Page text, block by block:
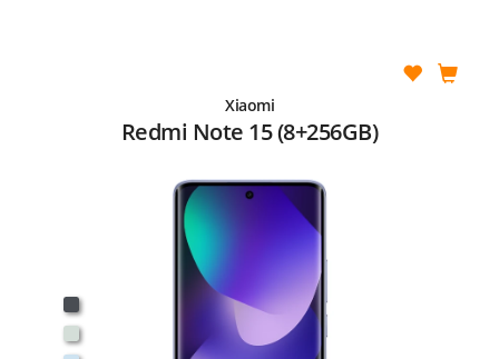
Xiaomi
Redmi Note 15 (8+256GB)